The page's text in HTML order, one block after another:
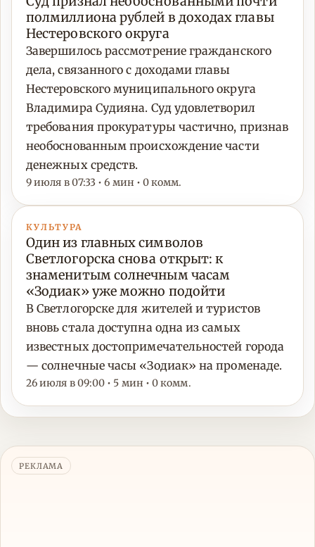
полмиллиона рублей в доходах главы
Нестеровского округа
Завершилось рассмотрение гражданского
дела, связанного с доходами главы
Нестеровского муниципального округа
Владимира Судияна. Суд удовлетворил
требования прокуратуры частично, признав
необоснованным происхождение части
денежных средств.
9 июля в 07:33 • 6 мин • 0 комм.
КУЛЬТУРА
Один из главных символов
Светлогорска снова открыт: к
знаменитым солнечным часам
«Зодиак» уже можно подойти
В Светлогорске для жителей и туристов
вновь стала доступна одна из самых
известных достопримечательностей города
— солнечные часы «Зодиак» на променаде.
26 июля в 09:00 • 5 мин • 0 комм.
РЕКЛАМА